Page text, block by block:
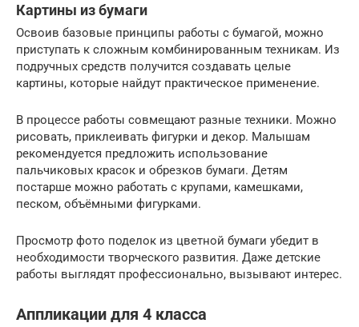
Картины из бумаги
Освоив базовые принципы работы с бумагой, можно
приступать к сложным комбинированным техникам. Из
подручных средств получится создавать целые
картины, которые найдут практическое применение.
В процессе работы совмещают разные техники. Можно
рисовать, приклеивать фигурки и декор. Малышам
рекомендуется предложить использование
пальчиковых красок и обрезков бумаги. Детям
постарше можно работать с крупами, камешками,
песком, объёмными фигурками.
Просмотр фото поделок из цветной бумаги убедит в
необходимости творческого развития. Даже детские
работы выглядят профессионально, вызывают интерес.
Аппликации для 4 класса